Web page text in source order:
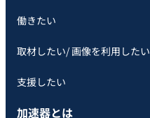
働きたい
取材したい/ 画像を利用したい
支援したい
加速器とは